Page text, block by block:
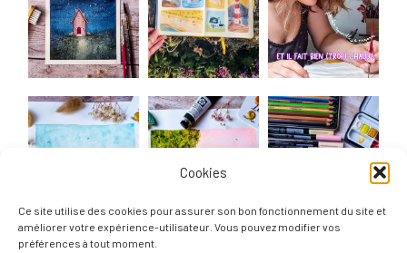
Cookies
Ce site utilise des cookies pour assurer son bon fonctionnement du site et
améliorer votre expérience-utilisateur. Vous pouvez modifier vos
préférences à tout moment.